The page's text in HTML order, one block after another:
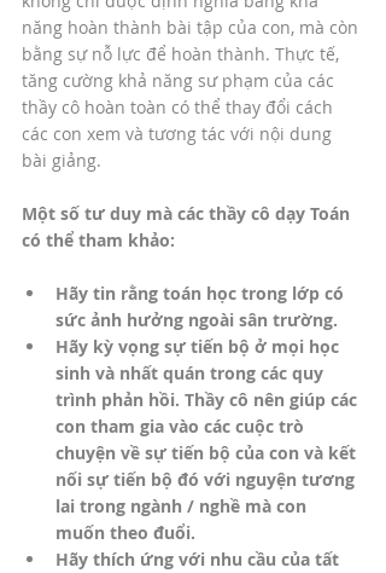
năng hoàn thành bài tập của con, mà còn
bằng sự nỗ lực để hoàn thành. Thực tế,
tăng cường khả năng sư phạm của các
thầy cô hoàn toàn có thể thay đổi cách
các con xem và tương tác với nội dung
bài giảng.
Một số tư duy mà các thầy cô dạy Toán
có thể tham khảo:
Hãy tin rằng toán học trong lớp có
sức ảnh hưởng ngoài sân trường.
Hãy kỳ vọng sự tiến bộ ở mọi học
sinh và nhất quán trong các quy
trình phản hồi. Thầy cô nên giúp các
con tham gia vào các cuộc trò
chuyện về sự tiến bộ của con và kết
nối sự tiến bộ đó với nguyện tương
lai trong ngành / nghề mà con
muốn theo đuổi.
Hãy thích ứng với nhu cầu của tất